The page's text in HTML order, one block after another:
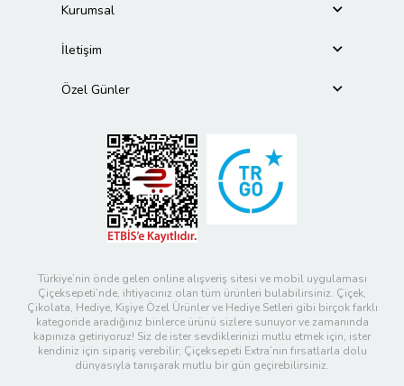
Kurumsal
İletişim
Özel Günler
Türkiye’nin önde gelen online alışveriş sitesi ve mobil uygulaması
Çiçeksepeti’nde, ihtiyacınız olan tüm ürünleri bulabilirsiniz. Çiçek,
Çikolata, Hediye, Kişiye Özel Ürünler ve Hediye Setleri gibi birçok farklı
kategoride aradığınız binlerce ürünü sizlere sunuyor ve zamanında
kapınıza getiriyoruz! Siz de ister sevdiklerinizi mutlu etmek için, ister
kendiniz için sipariş verebilir; Çiçeksepeti Extra’nın fırsatlarla dolu
dünyasıyla tanışarak mutlu bir gün geçirebilirsiniz.